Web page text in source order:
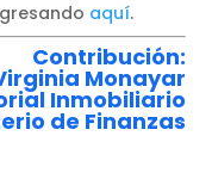
aquí.
Contribución:
Monayar
Inmobiliario
de Finanzas